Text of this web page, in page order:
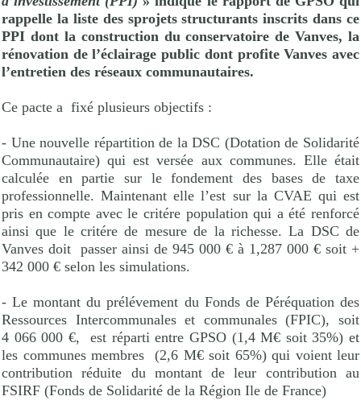
rappelle la liste des sprojets structurants inscrits dans ce
PPI dont la construction du conservatoire de Vanves, la
rénovation de l’éclairage public dont profite Vanves avec
l’entretien des réseaux communautaires.
Ce pacte a fixé plusieurs objectifs :
- Une nouvelle répartition de la DSC (Dotation de Solidarité
Communautaire) qui est versée aux communes. Elle était
calculée en partie sur le fondement des bases de taxe
professionnelle. Maintenant elle l’est sur la CVAE qui est
pris en compte avec le critére population qui a été renforcé
ainsi que le critére de mesure de la richesse. La DSC de
Vanves doit passer ainsi de 945 000 € à 1,287 000 € soit +
342 000 € selon les simulations.
- Le montant du prélévement du Fonds de Péréquation des
Ressources Intercommunales et communales (FPIC), soit
4 066 000 €,
est réparti entre GPSO (1,4 M€ soit 35%) et
les communes membres
(2,6 M€ soit 65%) qui voient leur
contribution réduite du montant de leur contribution au
FSIRF (Fonds de Solidarité de la Région Ile de France)